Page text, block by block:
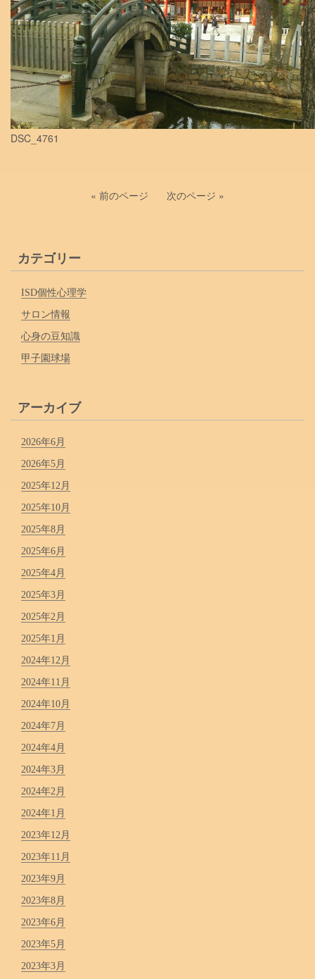
DSC_4761
« 前のページ 次のページ »
カテゴリー
ISD個性心理学
サロン情報
心身の豆知識
甲子園球場
アーカイブ
2026年6月
2026年5月
2025年12月
2025年10月
2025年8月
2025年6月
2025年4月
2025年3月
2025年2月
2025年1月
2024年12月
2024年11月
2024年10月
2024年7月
2024年4月
2024年3月
2024年2月
2024年1月
2023年12月
2023年11月
2023年9月
2023年8月
2023年6月
2023年5月
2023年3月